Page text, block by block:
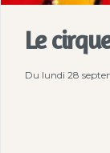
Le
Du lundi 28